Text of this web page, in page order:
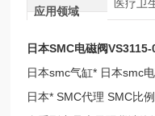
应用领域
医疗卫
日本SMC电磁阀
日本smc气缸* 日本smc
日本* SMC代理 SMC比